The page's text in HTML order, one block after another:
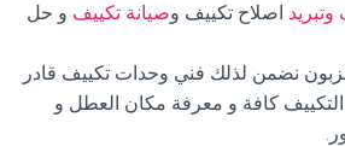
اصلاح تكييف وصيانة تكييف و حل
نضمن لذلك فني وحدات تكييف قادر
كافة و معرفة مكان العطل و